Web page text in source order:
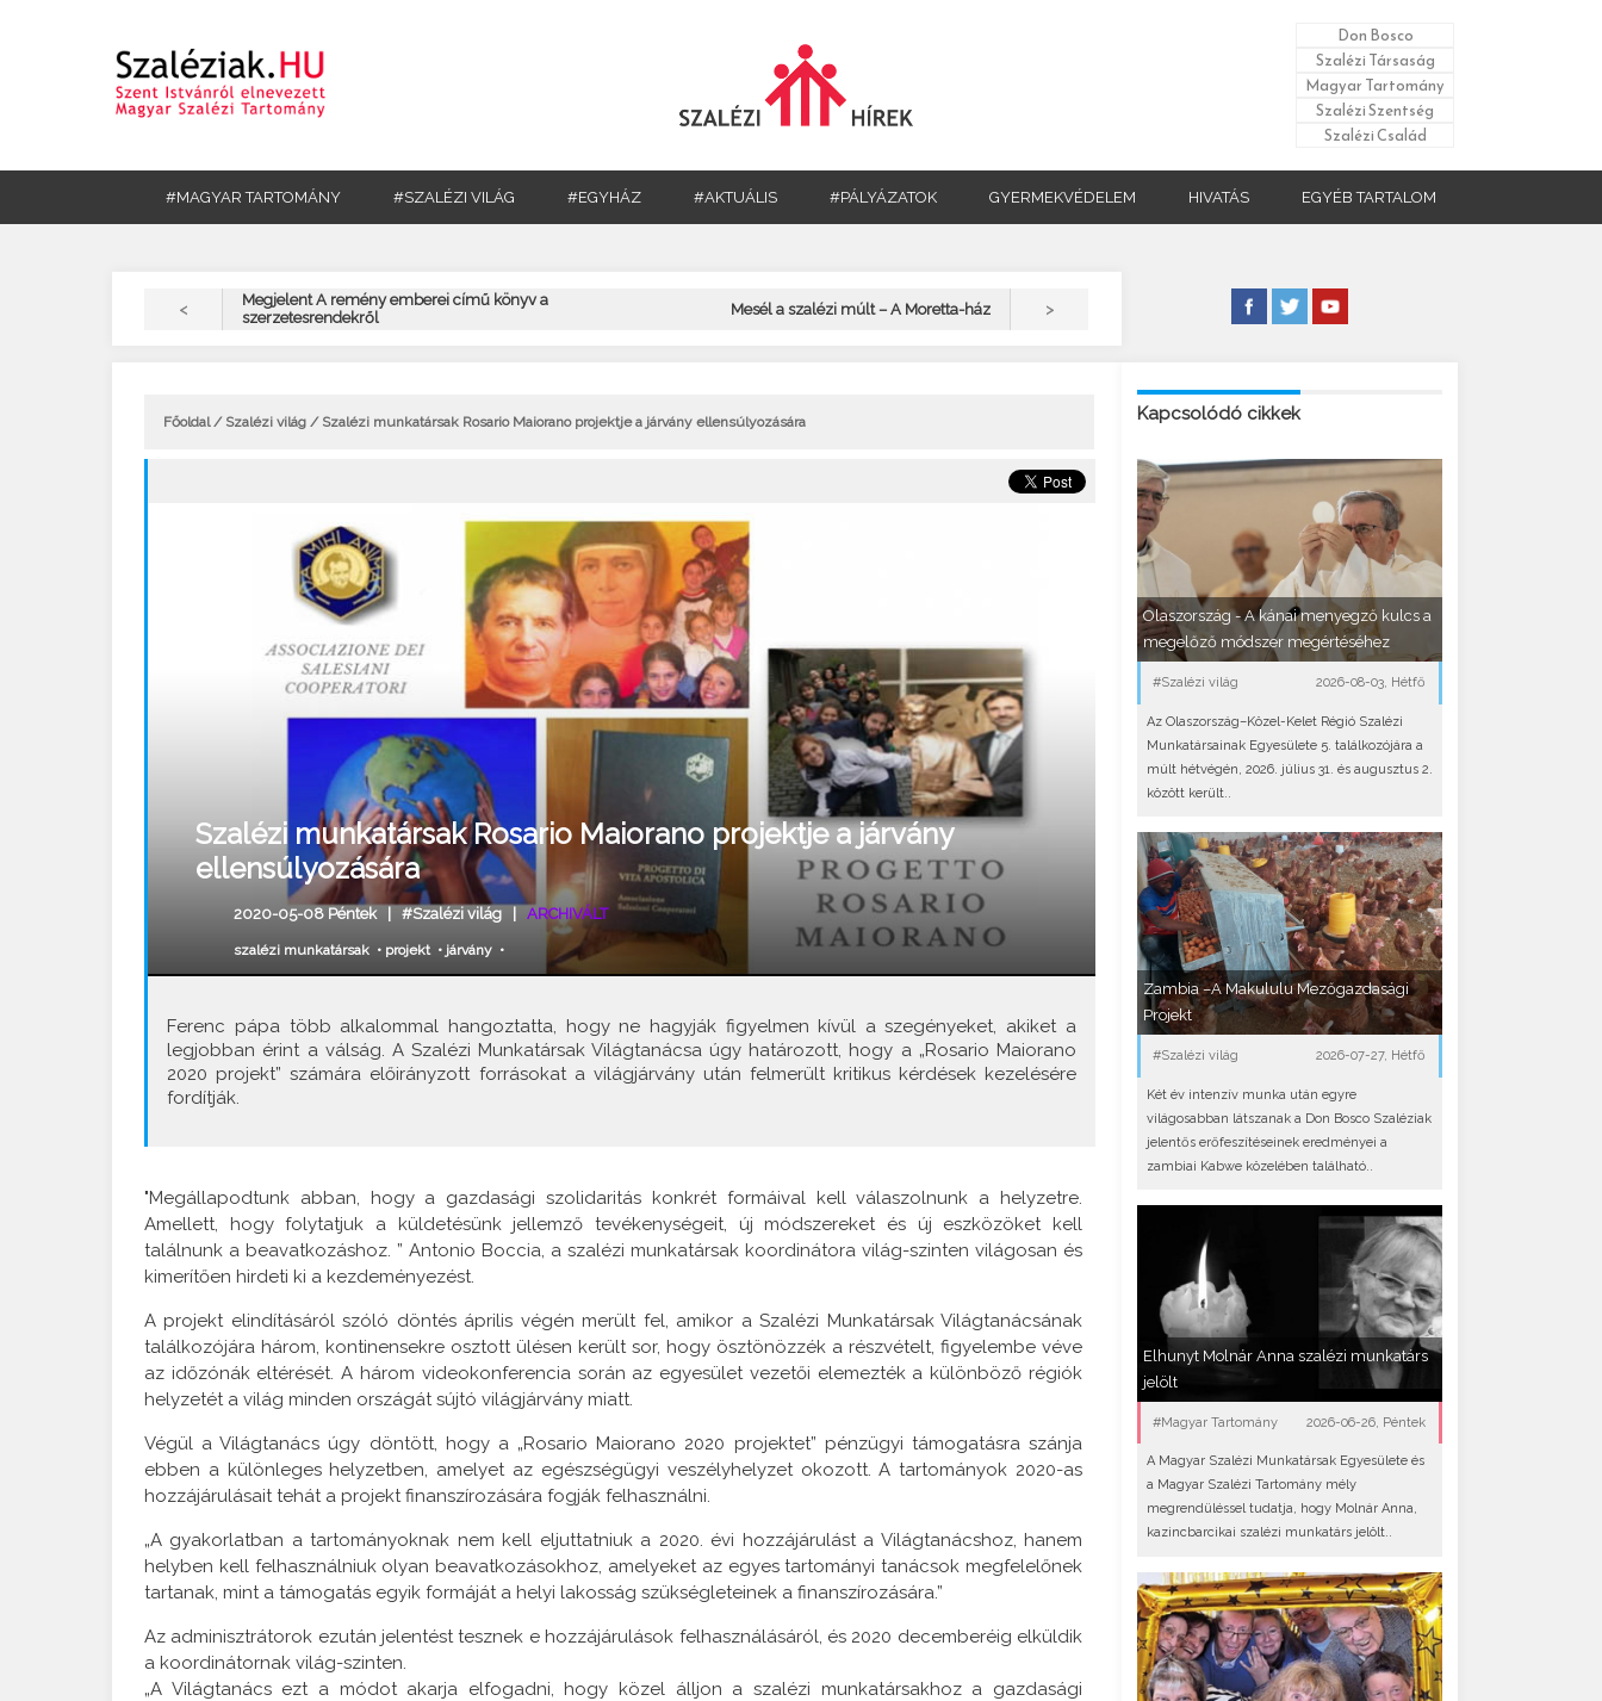
Don Bosco
Szalézi Társaság
Magyar Tartomány
Szalézi Szentség
Szalézi Család
#MAGYAR TARTOMÁNY #SZALÉZI VILÁG #EGYHÁZ #AKTUÁLIS #PÁLYÁZATOK GYERMEKVÉDELEM HIVATÁS EGYÉB TARTALOM
<
Megjelent A remény emberei című könyv a
szerzetesrendekről
Mesél a szalézi múlt – A Moretta-ház >
Főoldal/ Szalézi világ / Szalézi munkatársak Rosario Maiorano projektje a járvány ellensúlyozására
Szalézi munkatársak Rosario Maiorano projektje a járvány
ellensúlyozására
2020-05-08 Péntek | #Szalézi világ| ARCHIVÁLT
szalézi munkatársak• projekt• járvány•
Ferenc pápa több alkalommal hangoztatta, hogy ne hagyják figyelmen kívül a szegényeket, akiket a
legjobban érint a válság. A Szalézi Munkatársak Világtanácsa úgy határozott, hogy a „Rosario Maiorano
2020 projekt” számára előirányzott forrásokat a világjárvány után felmerült kritikus kérdések kezelésére
fordítják.
"Megállapodtunk abban, hogy a gazdasági szolidaritás konkrét formáival kell válaszolnunk a helyzetre.
Amellett, hogy folytatjuk a küldetésünk jellemző tevékenységeit, új módszereket és új eszközöket kell
találnunk a beavatkozáshoz. ” Antonio Boccia, a szalézi munkatársak koordinátora világ-szinten világosan és
kimerítően hirdeti ki a kezdeményezést.
A projekt elindításáról szóló döntés április végén merült fel, amikor a Szalézi Munkatársak Világtanácsának
találkozójára három, kontinensekre osztott ülésen került sor, hogy ösztönözzék a részvételt, figyelembe véve
az időzónák eltérését. A három videokonferencia során az egyesület vezetői elemezték a különböző régiók
helyzetét a világ minden országát sújtó világjárvány miatt.
Végül a Világtanács úgy döntött, hogy a „Rosario Maiorano 2020 projektet” pénzügyi támogatásra szánja
ebben a különleges helyzetben, amelyet az egészségügyi veszélyhelyzet okozott. A tartományok 2020-as
hozzájárulásait tehát a projekt finanszírozására fogják felhasználni.
„A gyakorlatban a tartományoknak nem kell eljuttatniuk a 2020. évi hozzájárulást a Világtanácshoz, hanem
helyben kell felhasználniuk olyan beavatkozásokhoz, amelyeket az egyes tartományi tanácsok megfelelőnek
tartanak, mint a támogatás egyik formáját a helyi lakosság szükségleteinek a finanszírozására.”
Az adminisztrátorok ezután jelentést tesznek e hozzájárulások felhasználásáról, és 2020 decemberéig elküldik
a koordinátornak világ-szinten.
„A Világtanács ezt a módot akarja elfogadni, hogy közel álljon a szalézi munkatársakhoz a gazdasági
Kapcsolódó cikkek
Olaszország - A kánai menyegző kulcs a
megelőző módszer megértéséhez
#Szalézi világ 2026-08-03, Hétfő
Az Olaszország–Közel-Kelet Régió Szalézi
Munkatársainak Egyesülete 5. találkozójára a
múlt hétvégén, 2026. július 31. és augusztus 2.
között került..
Zambia –A Makululu Mezőgazdasági
Projekt
#Szalézi világ 2026-07-27, Hétfő
Két év intenzív munka után egyre
világosabban látszanak a Don Bosco Szaléziak
jelentős erőfeszítéseinek eredményei a
zambiai Kabwe közelében található..
Elhunyt Molnár Anna szalézi munkatárs
jelölt
#Magyar Tartomány 2026-06-26, Péntek
A Magyar Szalézi Munkatársak Egyesülete és
a Magyar Szalézi Tartomány mély
megrendüléssel tudatja, hogy Molnár Anna,
kazincbarcikai szalézi munkatárs jelölt..